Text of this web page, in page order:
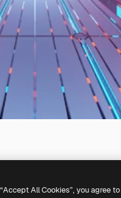
All Cookies”, you agree